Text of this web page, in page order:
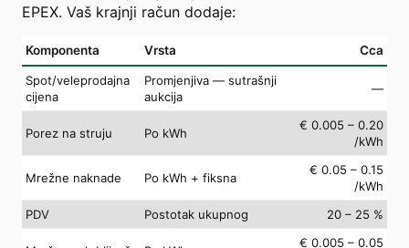
EPEX. Vaš krajnji račun dodaje:
Komponenta Vrsta Cca
Spot/veleprodajna
cijena
Promjenjiva — sutrašnji
aukcija
—
Porez na struju Po kWh
€ 0.005 – 0.20
/kWh
Mrežne naknade Po kWh + fiksna
€ 0.05 – 0.15
/kWh
PDV
Postotak ukupnog 20 – 25 %
€ 0.005 – 0.05